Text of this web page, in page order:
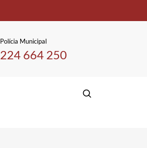
Polícia Municipal
224 664 250